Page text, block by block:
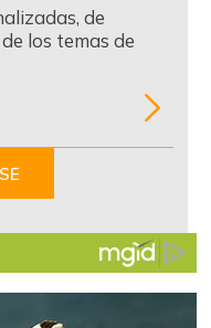
de
los temas de